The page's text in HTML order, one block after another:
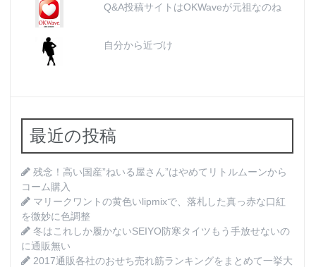
Q&A投稿サイトはOKWaveが元祖なのね
自分から近づけ
最近の投稿
残念！高い国産”ねいる屋さん”はやめてリトルムーンから
コーム購入
マリークワントの黄色いlipmixで、落札した真っ赤な口紅
を微妙に色調整
冬はこれしか履かないSEIYO防寒タイツもう手放せないの
に通販無い
2017通販各社のおせち売れ筋ランキングをまとめて一挙大